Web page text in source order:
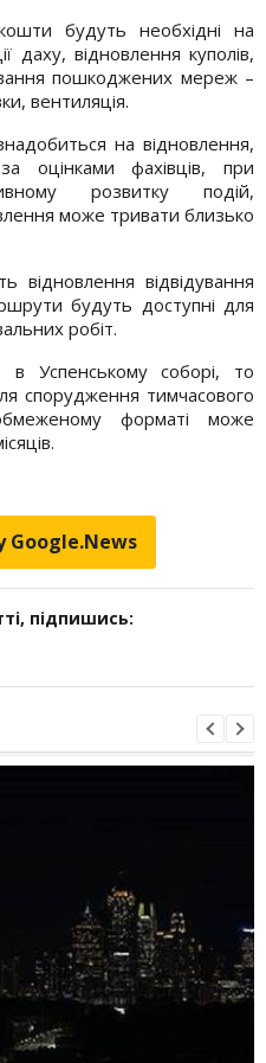
будуть необхідні на
даху, відновлення куполів,
пошкоджених мереж –
вентиляція.
на відновлення,
оцінками фахівців, при
розвитку подій,
може тривати близько
відновлення відвідування
будуть доступні для
робіт.
в Успенському соборі, то
спорудження тимчасового
форматі може
Google.News
підпишись: